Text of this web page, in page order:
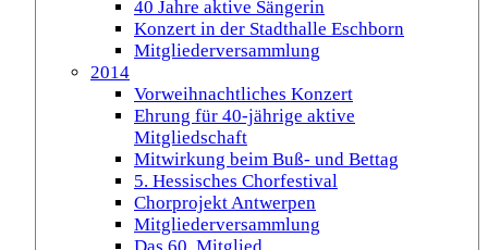
40 Jahre aktive Sängerin
Konzert in der Stadthalle Eschborn
Mitgliederversammlung
2014
Vorweihnachtliches Konzert
Ehrung für 40-jährige aktive
Mitgliedschaft
Mitwirkung beim Buß- und Bettag
5. Hessisches Chorfestival
Chorprojekt Antwerpen
Mitgliederversammlung